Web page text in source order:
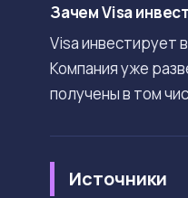
Зачем Visa
Visa инвестирует
Компания уже
получены в том
Источники